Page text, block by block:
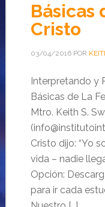
Básicas
Cristo
03/04/2016POR
Interpretando y
Básicas de La
Mtro. Keith S.
Cristo dijo: “Yo
vida – nadie
Opción:
para ir cada